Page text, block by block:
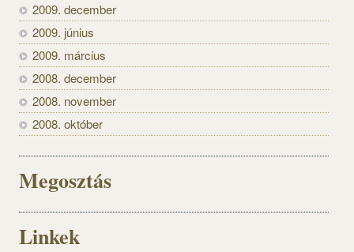
2009. december
2009. június
2009. március
2008. december
2008. november
2008. október
Megosztás
Linkek